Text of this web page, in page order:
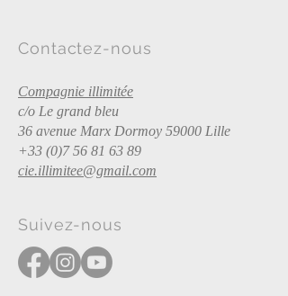
Contactez-nous
Compagnie illimitée
c/o Le grand bleu
36 avenue Marx Dormoy 59000 Lille
+33 (0)7 56 81 63 89
cie.illimitee@gmail.com
Suivez-nous